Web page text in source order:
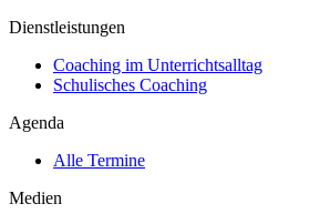
Dienstleistungen
Coaching im Unterrichtsalltag
Schulisches Coaching
Agenda
Alle Termine
Medien